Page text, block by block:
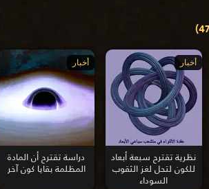
أخبار
نظرية تقترح سبعة أبعاد
للكون لتحل لغز الثقوب
السوداء
أخبار
دراسة تقترح أن المادة
المظلمة بقايا كون آخر